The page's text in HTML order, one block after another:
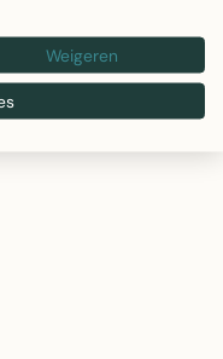
in Grape
Weigeren